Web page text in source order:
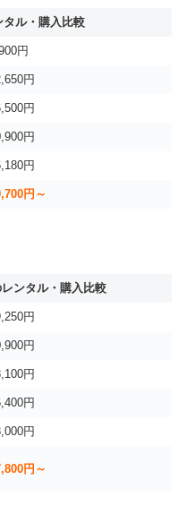
ル・購入比較
円
円
円
円
円
円～
ンタル・購入比較
円
円
円
円
円
円～